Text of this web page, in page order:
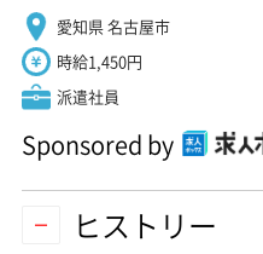
愛知県 名古屋市
時給1,450円
派遣社員
Sponsored by
ヒストリー